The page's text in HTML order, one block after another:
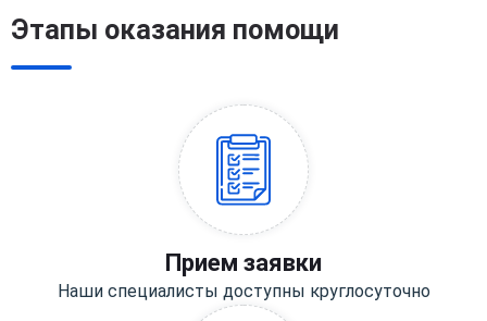
Этапы оказания помощи
Прием заявки
Наши специалисты доступны круглосуточно